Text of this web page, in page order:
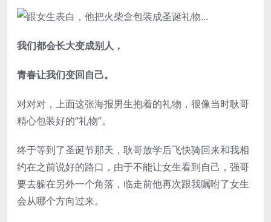
我们都会长大变成别人，
青春让我们变回自己。
对对对，上面这张海报男生抱着的礼物，很像当时耿哥
精心包装好的“礼物”。
终于等到了圣诞节那天，耿哥放学后飞快骑回来和我相
约在之前说好的路口，由于不能让女生看到自己，强哥
要去躲在另外一个角落，临走前他再次跟我嘱咐了女生
会从哪个方向过来。